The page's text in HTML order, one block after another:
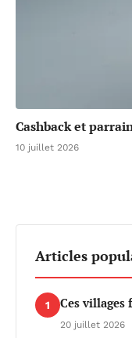
Cashback et
10 juillet 2026
Articles
1 Ces villages
20 juillet 2026